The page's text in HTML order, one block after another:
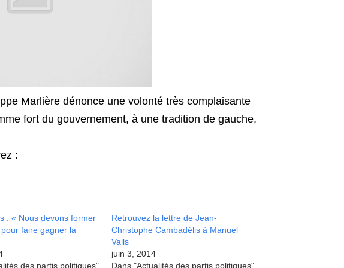
Marlière dénonce une volonté très complaisante
fort du gouvernement, à une tradition de gauche,
:
: « Nous devons former
faire gagner la
des partis politiques"
Retrouvez la lettre de Jean-
Christophe Cambadélis à Manuel
Valls
juin 3, 2014
Dans "Actualités des partis politiques"